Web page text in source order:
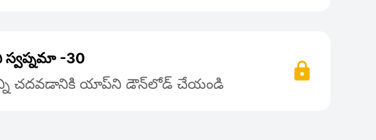
స్వప్నమా -30
చదవడానికి యాప్‌ని డౌన్‌లోడ్ చేయండి